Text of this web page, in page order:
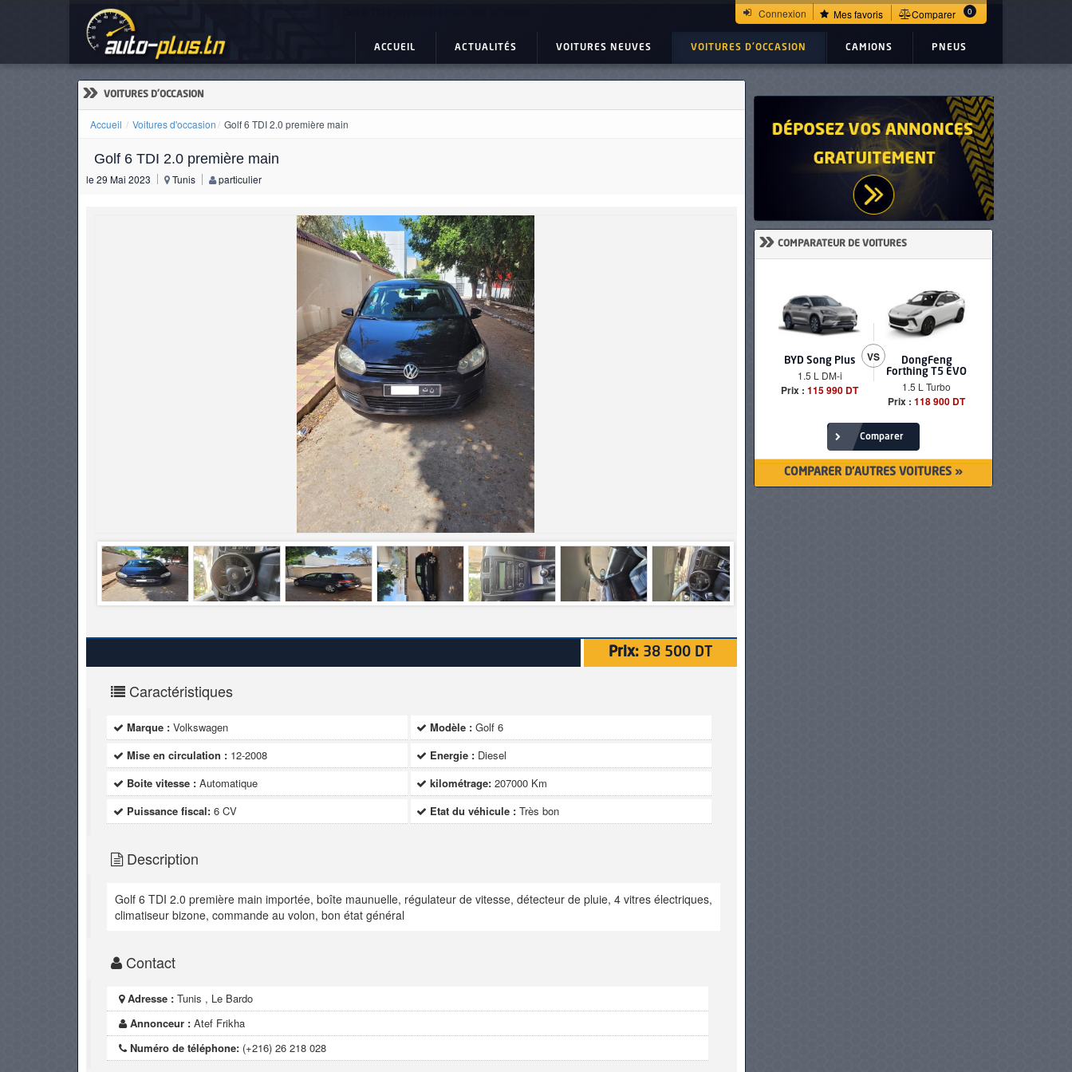
Connexion Mes favoris Comparer 0
ACCUEIL ACTUALITÉS VOITURES NEUVES VOITURES D'OCCASION CAMIONS PNEUS
» VOITURES D'OCCASION
Accueil Voitures d'occasion Golf 6 TDI 2.0 première main
Golf 6 TDI 2.0 première main
le 29 Mai 2023 Tunis particulier
Prix: 38 500 DT
Caractéristiques
Marque : Volkswagen Modèle : Golf 6
Mise en circulation : 12-2008 Energie : Diesel
Boite vitesse : Automatique kilométrage: 207000 Km
Puissance fiscal: 6 CV Etat du véhicule : Très bon
Description
Golf 6 TDI 2.0 première main importée, boîte maunuelle, régulateur de vitesse, détecteur de pluie, 4 vitres électriques,
climatiseur bizone, commande au volon, bon état général
Contact
Adresse : Tunis , Le Bardo
Annonceur : Atef Frikha
Numéro de téléphone: (+216) 26 218 028
» COMPARATEUR DE VOITURES
BYD Song Plus
1.5 L DM-i
Prix : 115 990 DT
VS
DongFeng
Forthing T5 EVO
1.5 L Turbo
Prix : 118 900 DT
Comparer
COMPARER D'AUTRES VOITURES »
ACTUALITÉS